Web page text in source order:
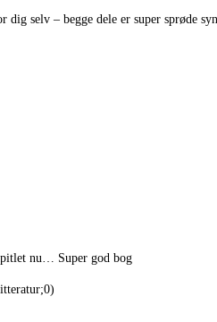
dig selv – begge dele er super sprøde
nu… Super god bog